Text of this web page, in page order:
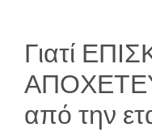
Γιατί
από την